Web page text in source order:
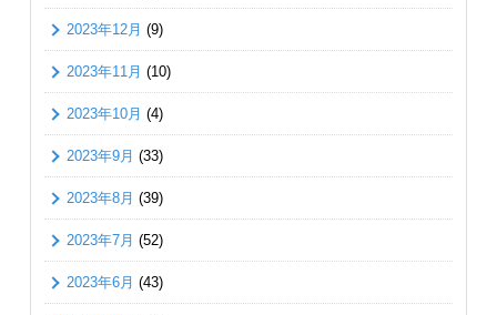
2023年12月 (9)
2023年11月 (10)
2023年10月 (4)
2023年9月 (33)
2023年8月 (39)
2023年7月 (52)
2023年6月 (43)